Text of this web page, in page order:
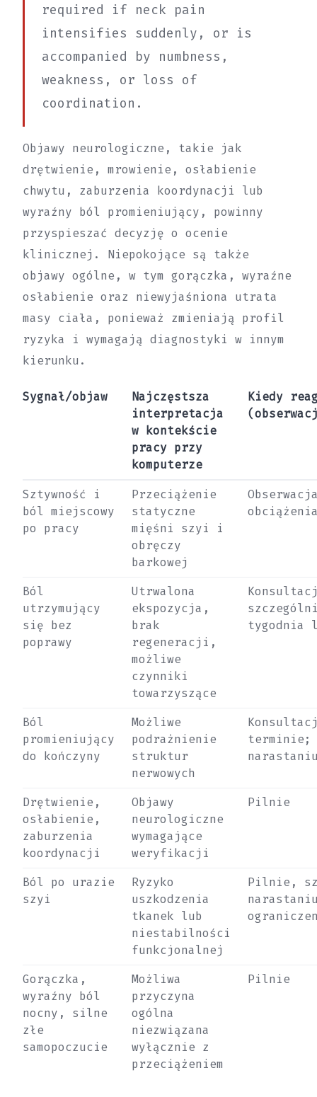
required if neck pain
intensifies suddenly, or is
accompanied by numbness,
weakness, or loss of
coordination.
Objawy neurologiczne, takie jak
drętwienie, mrowienie, osłabienie
chwytu, zaburzenia koordynacji lub
wyraźny ból promieniujący, powinny
przyspieszać decyzję o ocenie
klinicznej. Niepokojące są także
objawy ogólne, w tym gorączka, wyraźne
osłabienie oraz niewyjaśniona utrata
masy ciała, ponieważ zmieniają profil
ryzyka i wymagają diagnostyki w innym
kierunku.
Sygnał/objaw
Najczęstsza
interpretacja
w kontekście
pracy przy
komputerze
Kiedy
Sztywność i
ból miejscowy
po pracy
Przeciążenie
statyczne
mięśni szyi i
obręczy
barkowej
Ból
utrzymujący
się bez
poprawy
Utrwalona
ekspozycja,
brak
regeneracji,
możliwe
czynniki
towarzyszące
tygodnia
Ból
promieniujący
do kończyny
Możliwe
podrażnienie
struktur
nerwowych
Drętwienie,
osłabienie,
zaburzenia
koordynacji
Objawy
neurologiczne
wymagające
weryfikacji
Pilnie
Ból po urazie
szyi
Ryzyko
uszkodzenia
tkanek lub
niestabilności
funkcjonalnej
Pilnie,
Gorączka,
wyraźny ból
nocny, silne
złe
samopoczucie
Możliwa
przyczyna
ogólna
niezwiązana
wyłącznie z
przeciążeniem
Pilnie